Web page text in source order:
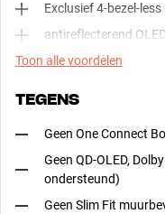
Exclusief 4-bezel-
antireflecterend
Toon alle voordelen
TEGENS
Geen One Connect
Geen QD-OLED,
ondersteund)
Geen Slim Fit